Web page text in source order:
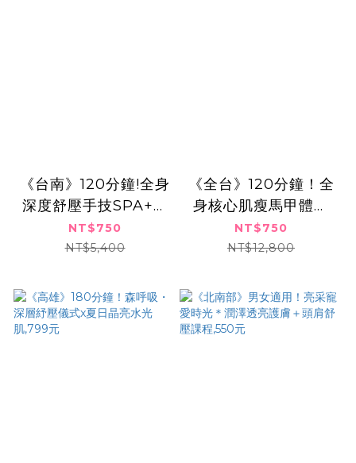
《台南》120分鐘!全身
深度舒壓手技SPA+激
So客製精雕!750元
NT$750
NT$5,400
《全台》120分鐘！全
身核心肌瘦馬甲體雕
+極塑爆汗甩脂課
程,750元
NT$750
NT$12,800